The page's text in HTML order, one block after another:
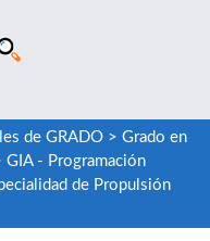
de GRADO> Grado en
GIA - Programación
de Propulsión